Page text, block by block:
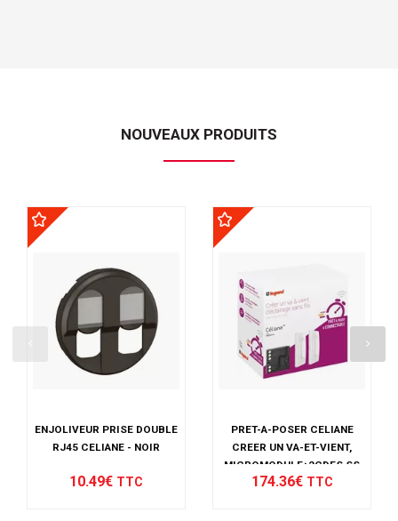
NOUVEAUX PRODUITS
ENJOLIVEUR PRISE DOUBLE
RJ45 CELIANE - NOIR
10.49€ TTC
PRET-A-POSER CELIANE
CREER UN VA-ET-VIENT,
MICROMODULE+2CDES SS
FILS - BLANC
174.36€ TTC